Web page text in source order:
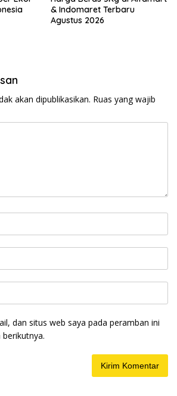
& Indomaret Terbaru
Agustus 2026
akan dipublikasikan. Ruas yang wajib
dan situs web saya pada peramban ini